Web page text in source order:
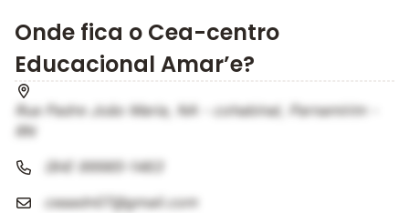
Onde fica o Cea-centro
Educacional Amar’e?
Rua Padre João Maria, NA - cohabinal, Parnamirim -
RN
(84) 99985-1463
ceaadn07@gmail.com